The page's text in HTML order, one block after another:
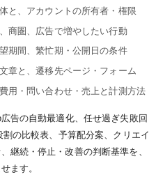
と、アカウントの所有者・権限
商圏、広告で増やしたい行動
期間、繁忙期・公開日の条件
章と、遷移先ページ・フォーム
用・問い合わせ・売上と計測方法
告の自動最適化、任せ過ぎ失敗回
の比較表、予算配分案、クリエイ
継続・停止・改善の判断基準を、
ます。